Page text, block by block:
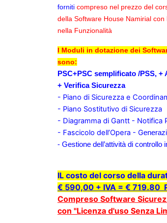
forniti compreso nel prezzo del
della Software House Namirial con
nella Funzionalità
I Moduli in dotazione dei
sono:
PSC+PSC semplificato /PSS, +
+ Verifica Sicurezza
- Piano di Sicurezza e
- Piano Sostitutivo di Sicurezza
- Diagramma di Gantt - Notifica
- Fascicolo dell’Opera - G
- Gestione dell’attività di controllo
IL costo del corso della
€ 590,00 + IVA = € 719.80
Compreso Software
con "Licenza d'uso Senza